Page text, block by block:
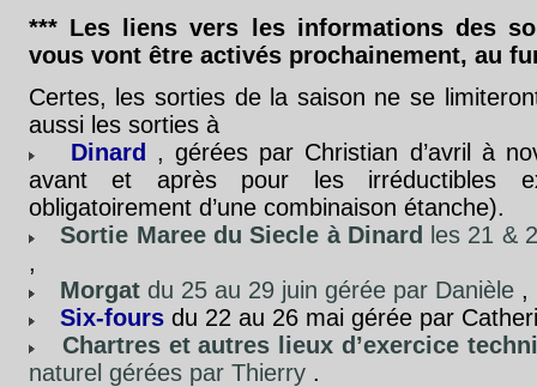
*** Les liens vers les informations des
vous vont être activés prochainement, au
Certes, les sorties de la saison ne se
aussi les sorties à
Dinard , gérées par Christian d’avril à
avant et après pour les irréductibles
obligatoirement d’une combinaison étanche).
Sortie Maree du Siecle à Dinard
les 21 &
,
Morgat du 25 au 29 juin gérée par Danièle ,
Six-foursdu 22 au 26 mai gérée par
Chartres et autres lieux d’exercice
naturel gérées par Thierry .